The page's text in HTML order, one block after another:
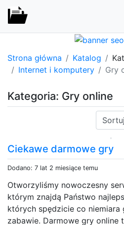
Strona główna Katalog
Internet i komputery
Gry
Kategoria: Gry online
Sortuj:
Ciekawe darmowe gry
Dodano: 7 lat 2 miesiące temu
Otworzyliśmy nowoczesny
którym znajdą Państwo
których spędzicie co niemiara
zabawie. Darmowe gry online